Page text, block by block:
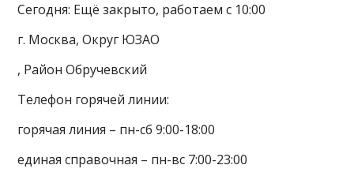
Сегодня: Ещё закрыто, работаем с 10:00
г. Москва, Округ ЮЗАО
, Район Обручевский
Телефон горячей линии:
горячая линия – пн-сб 9:00-18:00
единая справочная – пн-вс 7:00-23:00